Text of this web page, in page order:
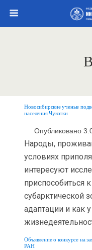
Новосибирские ученые
населения Чукотки
Опубликовано
Народы,
условиях
интересуют
приспособиться
субарктической
адаптации и как
Объявление о конкурсе на
РАН